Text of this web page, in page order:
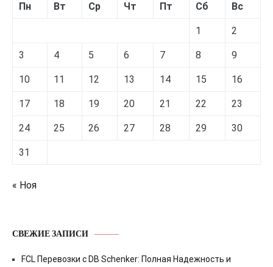
Пн Вт Ср Чт Пт Сб Вс
1 2
3 4 5 6 7 8 9
10 11 12 13 14 15 16
17 18 19 20 21 22 23
24 25 26 27 28 29 30
31
« Ноя
СВЕЖИЕ ЗАПИСИ
FCL Перевозки с DB Schenker: Полная Надежность и